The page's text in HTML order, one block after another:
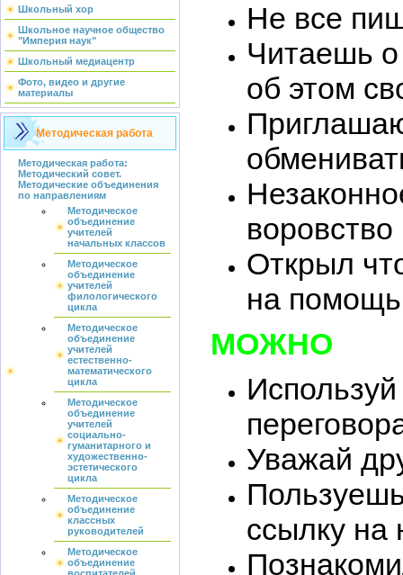
Школьный хор
Школьное научное общество
"Империя наук"
Школьный медиацентр
Фото, видео и другие
материалы
Методическая работа
Методическая работа:
Методический совет.
Методические объединения
по направлениям
Методическое
объединение
учителей
начальных классов
Методическое
объединение
учителей
филологического
цикла
Методическое
объединение
учителей
естественно-
математического
цикла
Методическое
объединение
учителей
социально-
гуманитарного и
художественно-
эстетического
цикла
Методическое
объединение
классных
руководителей
Методическое
объединение
Не все
Читаешь
об этом
воровство
Открыл
на помощь
МОЖНО
Уважай
ссылку на